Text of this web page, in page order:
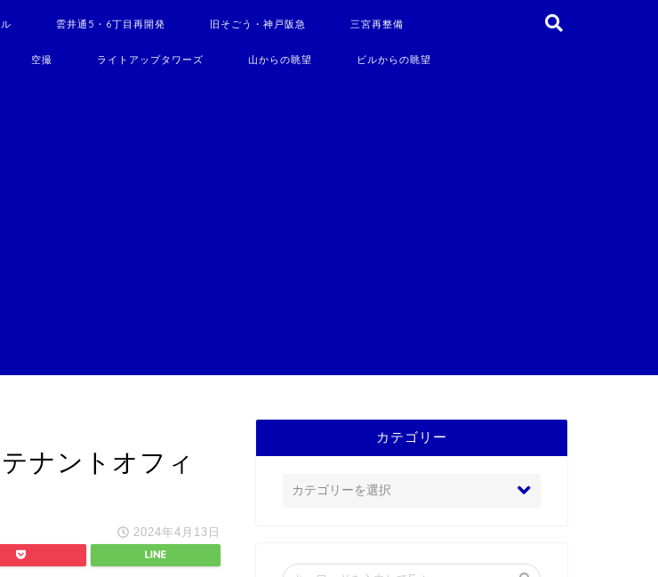
雲井通5・6丁目再開発 旧そごう・神戸阪急 三宮再整備
空撮 ライトアップタワーズ 山からの眺望 ビルからの眺望
ナントオフィ
2024年4月13日
カテゴリー